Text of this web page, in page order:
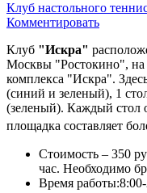
Клуб настольного
Комментировать
Клуб "Искра"
Москвы "Ростокино", на
комплекса "Искра".
(синий и зеленый), 1
(зеленый). Каждый стол
площадка составляет
Стоимость – 350
час. Необходимо
Время